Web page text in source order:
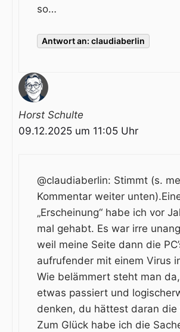
so…
Antwort an: claudiaberlin
Horst Schulte
09.12.2025 um 11:05 Uhr
@claudiaberlin: Stimmt (s.
Kommentar weiter
„Erscheinung“ habe ich vor
mal gehabt. Es war irre
weil meine Seite dann die
aufrufender mit einem Virus
Wie belämmert steht man
etwas passiert und
denken, du hättest daran die
Zum Glück habe ich die